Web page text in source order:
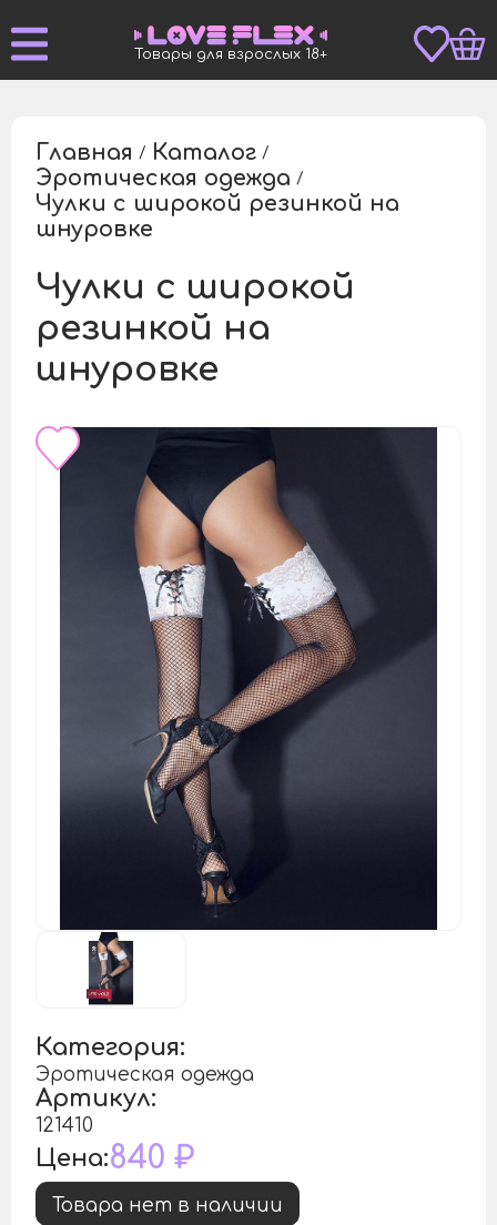
Товары для взрослых 18+
Главная / Каталог /
Эротическая одежда /
Чулки с широкой резинкой на
шнуровке
Чулки с широкой
резинкой на
шнуровке
Категория:
Эротическая одежда
Артикул:
121410
Цена:840 ₽
Товара нет в наличии